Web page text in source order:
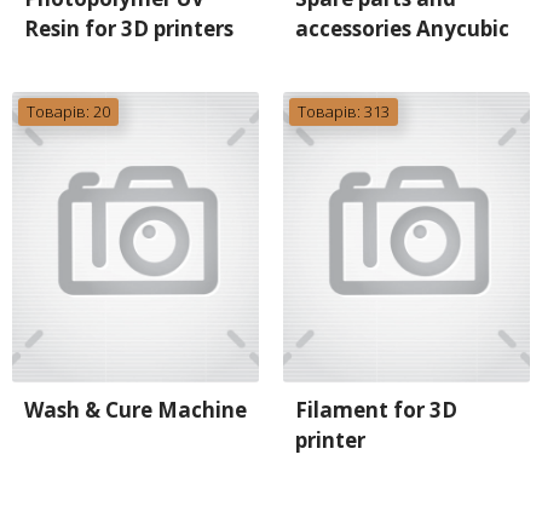
Resin for 3D printers
accessories Anycubic
Товарів: 20
Wash & Cure Machine
Товарів: 313
Filament for 3D
printer